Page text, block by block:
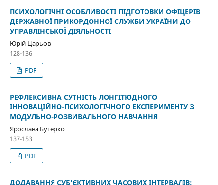
ПСИХОЛОГІЧНІ ОСОБЛИВОСТІ ПІДГОТОВКИ ОФІЦЕРІВ
ДЕРЖАВНОЇ ПРИКОРДОННОЇ СЛУЖБИ УКРАЇНИ ДО
УПРАВЛІНСЬКОЇ ДІЯЛЬНОСТІ
Юрій Царьов
128-136
PDF
РЕФЛЕКСИВНА СУТНІСТЬ ЛОНГІТЮДНОГО
ІННОВАЦІЙНО-ПСИХОЛОГІЧНОГО ЕКСПЕРИМЕНТУ З
МОДУЛЬНО-РОЗВИВАЛЬНОГО НАВЧАННЯ
Ярослава Бугерко
137-153
PDF
ДОДАВАННЯ СУБ'ЄКТИВНИХ ЧАСОВИХ ІНТЕРВАЛІВ: